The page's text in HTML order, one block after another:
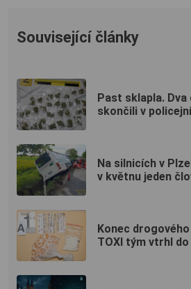
Související články
Past sklapla.
skončili v
Na silnicích v
v květnu jeden
Konec
TOXI tým vtrhl